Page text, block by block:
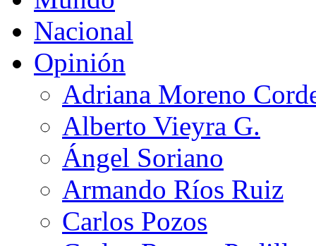
Nacional
Opinión
Adriana Moreno
Alberto Vieyra G.
Ángel Soriano
Armando Ríos Ruiz
Carlos Pozos